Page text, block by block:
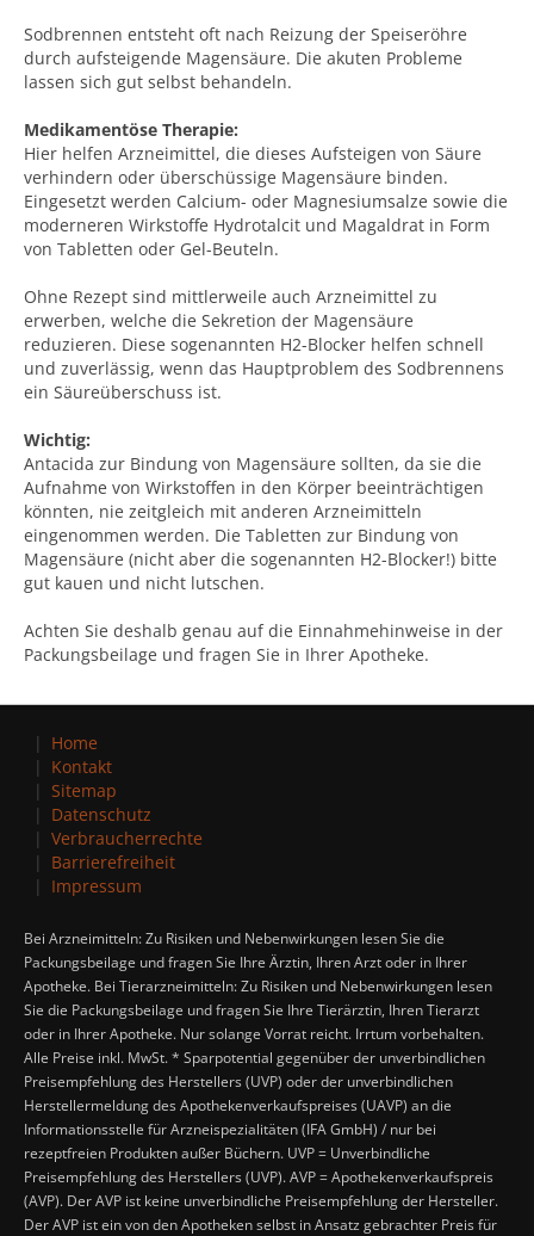
Sodbrennen entsteht oft nach Reizung der Speiseröhre
durch aufsteigende Magensäure. Die akuten Probleme
lassen sich gut selbst behandeln.
Medikamentöse Therapie:
Hier helfen Arzneimittel, die dieses Aufsteigen von Säure
verhindern oder überschüssige Magensäure binden.
Eingesetzt werden Calcium- oder Magnesiumsalze sowie die
moderneren Wirkstoffe Hydrotalcit und Magaldrat in Form
von Tabletten oder Gel-Beuteln.
Ohne Rezept sind mittlerweile auch Arzneimittel zu
erwerben, welche die Sekretion der Magensäure
reduzieren. Diese sogenannten H2-Blocker helfen schnell
und zuverlässig, wenn das Hauptproblem des Sodbrennens
ein Säureüberschuss ist.
Wichtig:
Antacida zur Bindung von Magensäure sollten, da sie die
Aufnahme von Wirkstoffen in den Körper beeinträchtigen
könnten, nie zeitgleich mit anderen Arzneimitteln
eingenommen werden. Die Tabletten zur Bindung von
Magensäure (nicht aber die sogenannten H2-Blocker!) bitte
gut kauen und nicht lutschen.
Achten Sie deshalb genau auf die Einnahmehinweise in der
Packungsbeilage und fragen Sie in Ihrer Apotheke.
Home
Kontakt
Sitemap
Datenschutz
Verbraucherrechte
Barrierefreiheit
Impressum
Bei Arzneimitteln: Zu Risiken und Nebenwirkungen lesen Sie die
Packungsbeilage und fragen Sie Ihre Ärztin, Ihren Arzt oder in Ihrer
Apotheke. Bei Tierarzneimitteln: Zu Risiken und Nebenwirkungen lesen
Sie die Packungsbeilage und fragen Sie Ihre Tierärztin, Ihren Tierarzt
oder in Ihrer Apotheke. Nur solange Vorrat reicht. Irrtum vorbehalten.
Alle Preise inkl. MwSt. * Sparpotential gegenüber der unverbindlichen
Preisempfehlung des Herstellers (UVP) oder der unverbindlichen
Herstellermeldung des Apothekenverkaufspreises (UAVP) an die
Informationsstelle für Arzneispezialitäten (IFA GmbH) / nur bei
rezeptfreien Produkten außer Büchern. UVP = Unverbindliche
Preisempfehlung des Herstellers (UVP). AVP = Apothekenverkaufspreis
(AVP). Der AVP ist keine unverbindliche Preisempfehlung der Hersteller.
Der AVP ist ein von den Apotheken selbst in Ansatz gebrachter Preis für